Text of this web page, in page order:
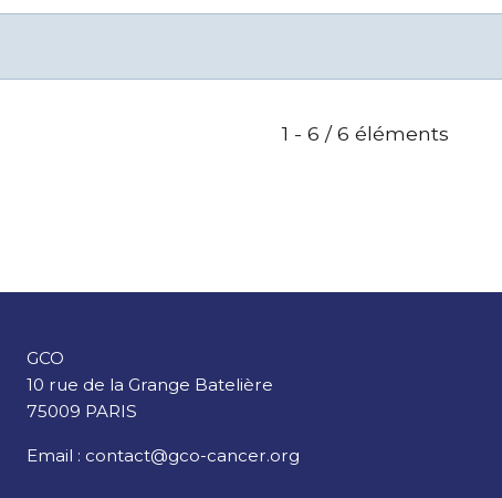
1 - 6 / 6 éléments
GCO
10 rue de la Grange Batelière
75009 PARIS
Email : contact@gco-cancer.org